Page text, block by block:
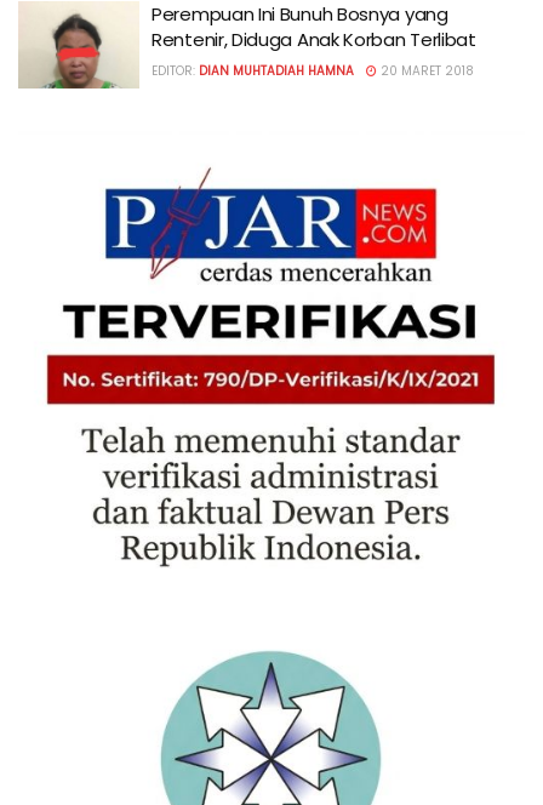
Perempuan Ini Bunuh Bosnya yang
Rentenir, Diduga Anak Korban Terlibat
EDITOR: DIAN MUHTADIAH HAMNA 20 MARET 2018